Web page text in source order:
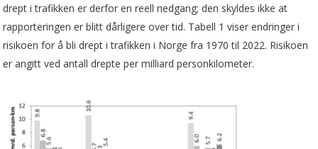
drept i trafikken er derfor en reell nedgang; den skyldes ikke at
rapporteringen er blitt dårligere over tid. Tabell 1 viser endringer i
risikoen for å bli drept i trafikken i Norge fra 1970 til 2022. Risikoen
er angitt ved antall drepte per milliard personkilometer.